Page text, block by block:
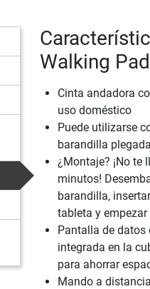
Walking Pad
Cinta andadora
uso doméstico
Puede utilizarse
barandilla plegada
¿Montaje? ¡No te
minutos!
barandilla,
tableta y
Pantalla de datos
integrada en la
para ahorrar
Mando a